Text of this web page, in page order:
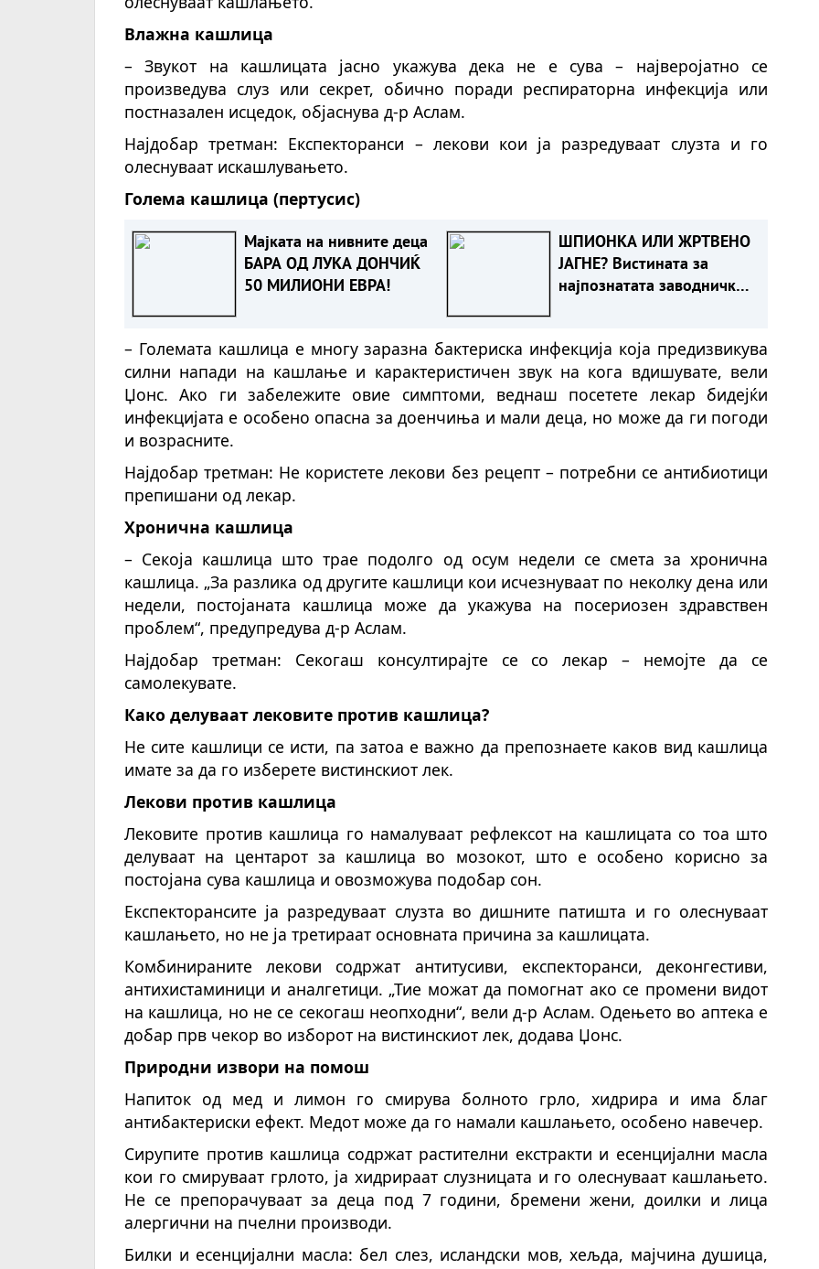
Влажна кашлица
– Звукот на кашлицата јасно укажува дека не е сува – најверојатно се
произведува слуз или секрет, обично поради респираторна инфекција или
постназален исцедок, објаснува д-р Аслам.
Најдобар третман: Експекторанси – лекови кои ја разредуваат слузта и го
олеснуваат искашлувањето.
Голема кашлица (пертусис)
Мајката на нивните деца
БАРА ОД ЛУКА ДОНЧИЌ
50 МИЛИОНИ ЕВРА!
ШПИОНКА ИЛИ ЖРТВЕНО
ЈАГНЕ? Вистината за
најпознатата заводничка
– Големата кашлица е многу заразна бактериска инфекција која предизвикува
силни напади на кашлање и карактеристичен звук на кога вдишувате, вели
Џонс. Ако ги забележите овие симптоми, веднаш посетете лекар бидејќи
инфекцијата е особено опасна за доенчиња и мали деца, но може да ги погоди
и возрасните.
Најдобар третман: Не користете лекови без рецепт – потребни се антибиотици
препишани од лекар.
Хронична кашлица
– Секоја кашлица што трае подолго од осум недели се смета за хронична
кашлица. „За разлика од другите кашлици кои исчезнуваат по неколку дена или
недели, постојаната кашлица може да укажува на посериозен здравствен
проблем“, предупредува д-р Аслам.
Најдобар третман: Секогаш консултирајте се со лекар – немојте да се
самолекувате.
Како делуваат лековите против кашлица?
Не сите кашлици се исти, па затоа е важно да препознаете каков вид кашлица
имате за да го изберете вистинскиот лек.
Лекови против кашлица
Лековите против кашлица го намалуваат рефлексот на кашлицата со тоа што
делуваат на центарот за кашлица во мозокот, што е особено корисно за
постојана сува кашлица и овозможува подобар сон.
Експекторансите ја разредуваат слузта во дишните патишта и го олеснуваат
кашлањето, но не ја третираат основната причина за кашлицата.
Комбинираните лекови содржат антитусиви, експекторанси, деконгестиви,
антихистаминици и аналгетици. „Тие можат да помогнат ако се промени видот
на кашлица, но не се секогаш неопходни“, вели д-р Аслам. Одењето во аптека е
добар прв чекор во изборот на вистинскиот лек, додава Џонс.
Природни извори на помош
Напиток од мед и лимон го смирува болното грло, хидрира и има благ
антибактериски ефект. Медот може да го намали кашлањето, особено навечер.
Сирупите против кашлица содржат растителни екстракти и есенцијални масла
кои го смируваат грлото, ја хидрираат слузницата и го олеснуваат кашлањето.
Не се препорачуваат за деца под 7 години, бремени жени, доилки и лица
алергични на пчелни производи.
Билки и есенцијални масла: бел слез, исландски мов, хељда, мајчина душица,